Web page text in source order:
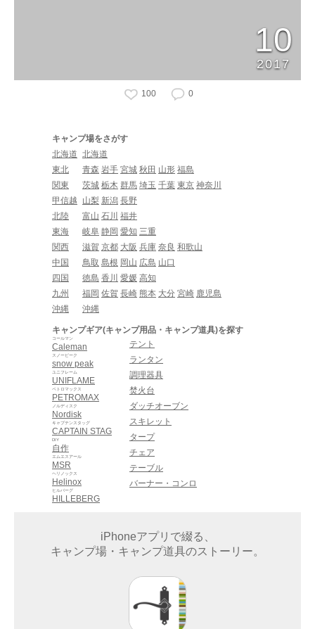
10
2017
100 0
キャンプ場をさがす
北海道 北海道
東北
青森 岩手 宮城 秋田 山形 福島
関東
茨城 栃木 群馬 埼玉 千葉 東京 神奈川
甲信越
山梨 新潟 長野
北陸
富山 石川 福井
東海
岐阜 静岡 愛知 三重
関西
滋賀 京都 大阪 兵庫 奈良 和歌山
中国
鳥取 島根 岡山 広島 山口
四国
徳島 香川 愛媛 高知
九州
福岡 佐賀 長崎 熊本 大分 宮崎 鹿児島
沖縄
沖縄
キャンプギア(キャンプ用品・キャンプ道具)を探す
Caleman
コールマン
snow peak
スノーピーク
UNIFLAME
ユニフレーム
PETROMAX
ペトロマックス
Nordisk
ノルディスク
CAPTAIN STAG
キャプテンスタッグ
自作
DIY
MSR
エムエスアール
Helinox
ヘリノックス
HILLEBERG
ヒルバーグ
テント
ランタン
調理器具
焚火台
ダッチオーブン
スキレット
タープ
チェア
テーブル
バーナー・コンロ
iPhoneアプリで綴る、
キャンプ場・キャンプ道具のストーリー。